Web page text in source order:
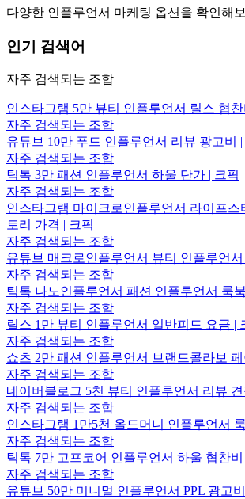
다양한 인플루언서 마케팅 옵션을 확인해
인기 검색어
자주 검색되는 조합
인스타그램 5만 뷰티 인플루언서 릴스 협찬
자주 검색되는 조합
유튜브 10만 푸드 인플루언서 리뷰 광고비 |
자주 검색되는 조합
틱톡 3만 패션 인플루언서 하울 단가 | 크픽
자주 검색되는 조합
인스타그램 마이크로인플루언서 라이프스
토리 가격 | 크픽
자주 검색되는 조합
유튜브 매크로인플루언서 뷰티 인플루언
자주 검색되는 조합
틱톡 나노인플루언서 패션 인플루언서 룩
자주 검색되는 조합
릴스 1만 뷰티 인플루언서 일반피드 요금 |
자주 검색되는 조합
쇼츠 2만 패션 인플루언서 브랜드콜라보 페
자주 검색되는 조합
네이버블로그 5천 뷰티 인플루언서 리뷰 견
자주 검색되는 조합
인스타그램 1만5천 올드머니 인플루언서
자주 검색되는 조합
틱톡 7만 고프코어 인플루언서 하울 협찬비
자주 검색되는 조합
유튜브 50만 미니멀 인플루언서 PPL 광고